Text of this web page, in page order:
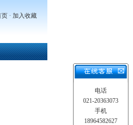
页 · 加入收藏
电话
021-20363073
手机
18964582627